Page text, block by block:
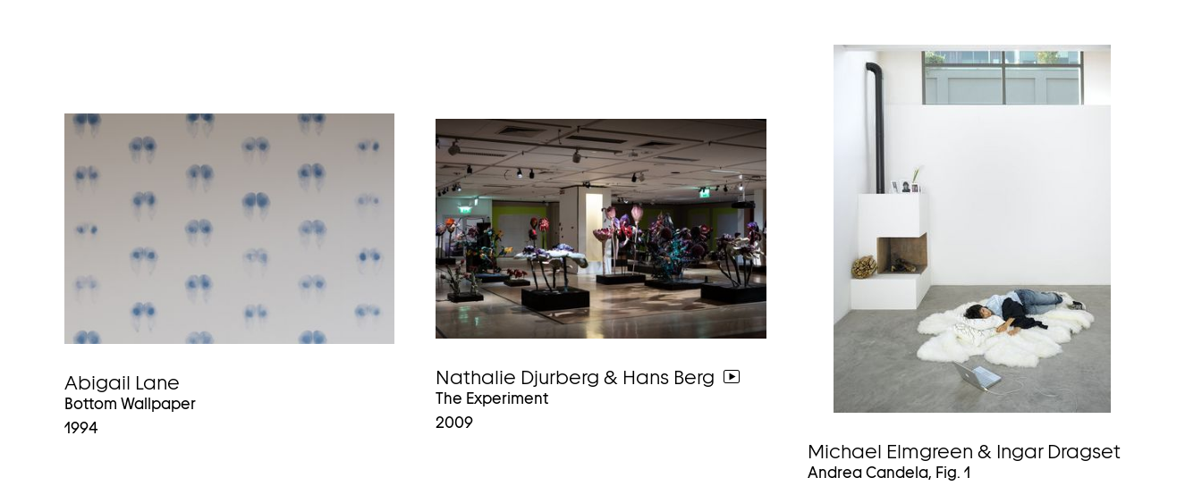
Abigail Lane
Bottom Wallpaper
1994
Nathalie Djurberg & Hans Berg
weiter
zum
video
The Experiment
2009
Michael Elmgreen & Ingar Dragset
Andrea Candela, Fig. 1